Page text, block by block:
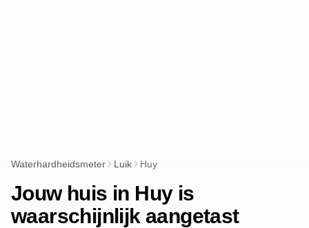
Waterhardheidsmeter Luik Huy
Jouw huis in Huy is
waarschijnlijk aangetast